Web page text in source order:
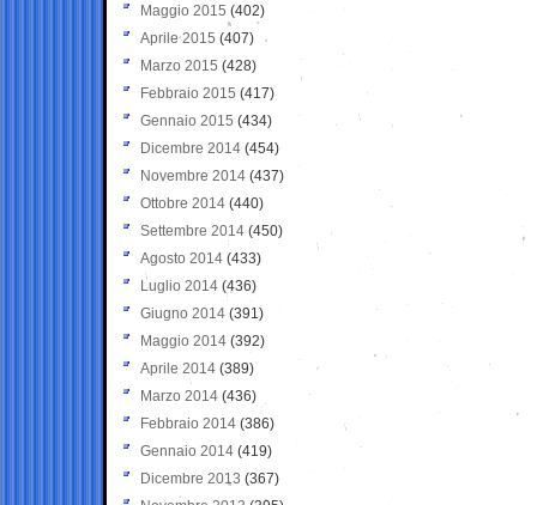
Maggio 2015 (402)
Aprile 2015 (407)
Marzo 2015 (428)
Febbraio 2015 (417)
Gennaio 2015 (434)
Dicembre 2014 (454)
Novembre 2014 (437)
Ottobre 2014 (440)
Settembre 2014 (450)
Agosto 2014 (433)
Luglio 2014 (436)
Giugno 2014 (391)
Maggio 2014 (392)
Aprile 2014 (389)
Marzo 2014 (436)
Febbraio 2014 (386)
Gennaio 2014 (419)
Dicembre 2013 (367)